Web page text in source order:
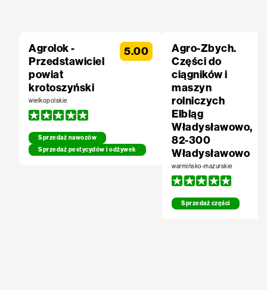
Agrolok -
Przedstawiciel
powiat
krotoszyński
wielkopolskie
Sprzedaż nawozów
Sprzedaż pestycydów i odżywek
5.00
Agro-Zbych.
Części do
ciągników i
maszyn
rolniczych
Elbląg
Władysławowo,
82-300
Władysławowo
warmińsko-mazurskie
Sprzedaż części